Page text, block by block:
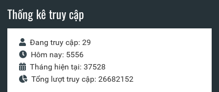
Thống kê truy cập
Đang truy cập: 29
Hôm nay: 5556
Tháng hiện tại: 37528
Tổng lượt truy cập: 26682152